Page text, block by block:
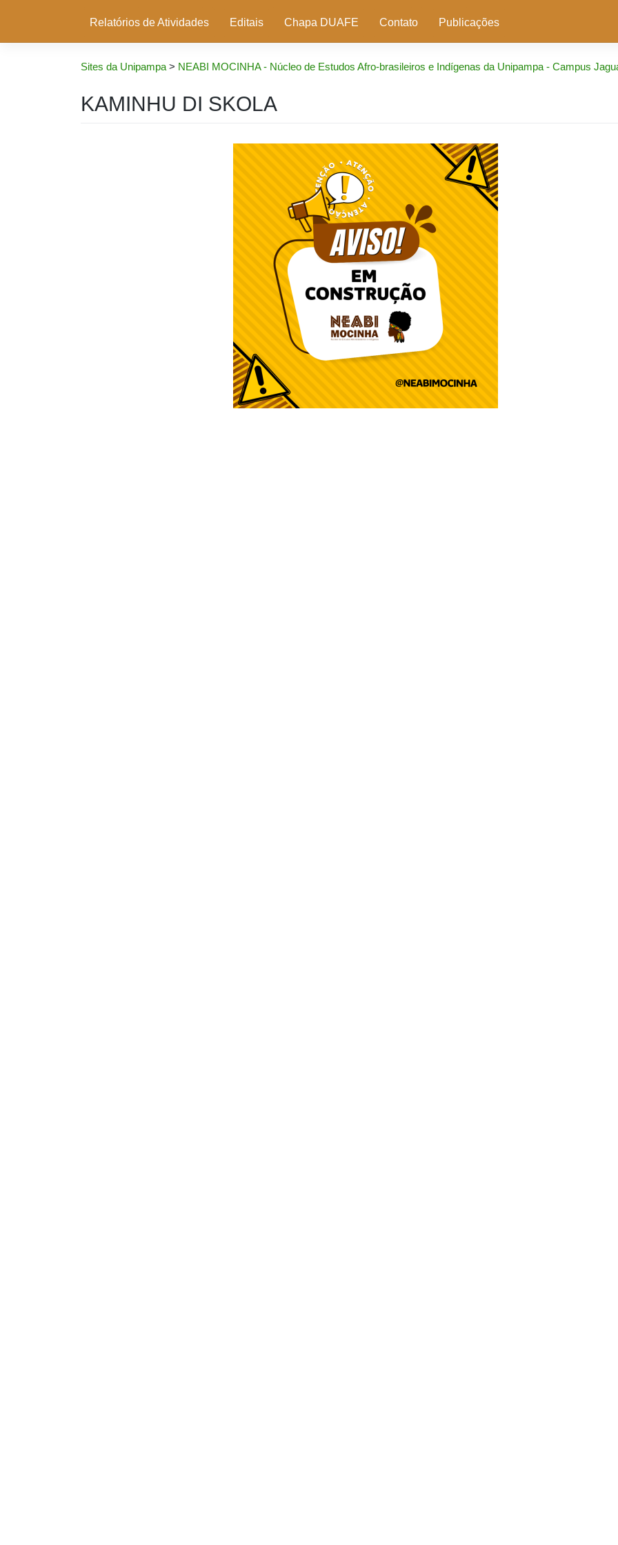
Relatórios de Atividades Editais Chapa DUAFE Contato Publicações
Sites da Unipampa > NEABI MOCINHA - Núcleo de Estudos Afro-brasileiros e Indígenas da Unipampa - Campus
KAMINHU DI SKOLA